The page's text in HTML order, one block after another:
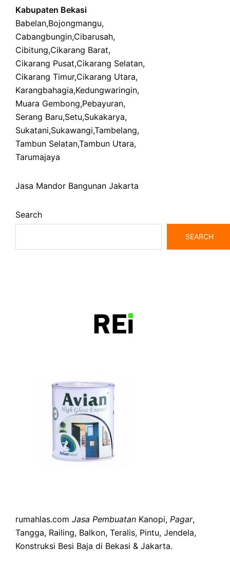
Kabupaten Bekasi
Babelan,Bojongmangu,
Cabangbungin,Cibarusah,
Cibitung,Cikarang Barat,
Cikarang Pusat,Cikarang Selatan,
Cikarang Timur,Cikarang Utara,
Karangbahagia,Kedungwaringin,
Muara Gembong,Pebayuran,
Serang Baru,Setu,Sukakarya,
Sukatani,Sukawangi,Tambelang,
Tambun Selatan,Tambun Utara,
Tarumajaya
Jasa Mandor Bangunan Jakarta
Search
SEARCH
rumahlas.com Jasa Pembuatan Kanopi, Pagar,
Tangga, Railing, Balkon, Teralis, Pintu, Jendela,
Konstruksi Besi Baja di Bekasi & Jakarta.